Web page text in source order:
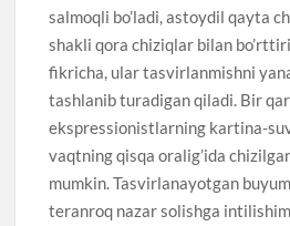
salmoqli bo’ladi, astoydil qayta
shakli qora chiziqlar bilan
fikricha, ular tasvirlanmishni
tashlanib turadigan qiladi. Bir
ekspressionistlarning kartina-
vaqtning qisqa oralig’ida
mumkin. Tasvirlanayotgan
teranroq nazar solishga